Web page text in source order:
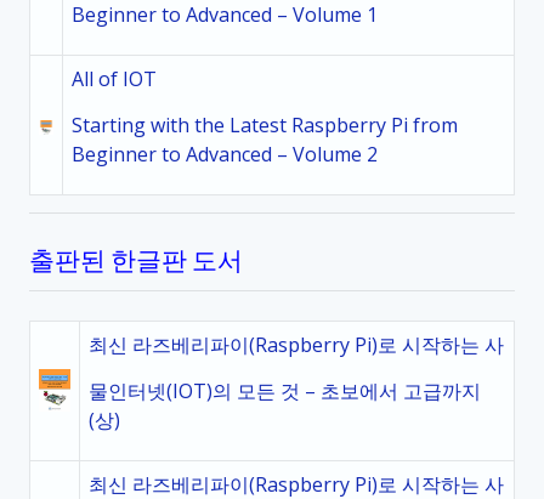
Beginner to Advanced – Volume 1
All of IOT
Starting with the Latest Raspberry Pi from
Beginner to Advanced – Volume 2
출판된 한글판 도서
최신 라즈베리파이(Raspberry Pi)로 시작하는 사
물인터넷(IOT)의 모든 것 – 초보에서 고급까지
(상)
최신 라즈베리파이(Raspberry Pi)로 시작하는 사